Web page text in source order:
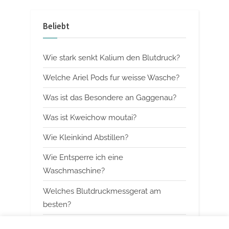
t
o
s
t
Beliebt
Wie stark senkt Kalium den Blutdruck?
Welche Ariel Pods fur weisse Wasche?
Was ist das Besondere an Gaggenau?
Was ist Kweichow moutai?
Wie Kleinkind Abstillen?
Wie Entsperre ich eine
Waschmaschine?
Welches Blutdruckmessgerat am
besten?